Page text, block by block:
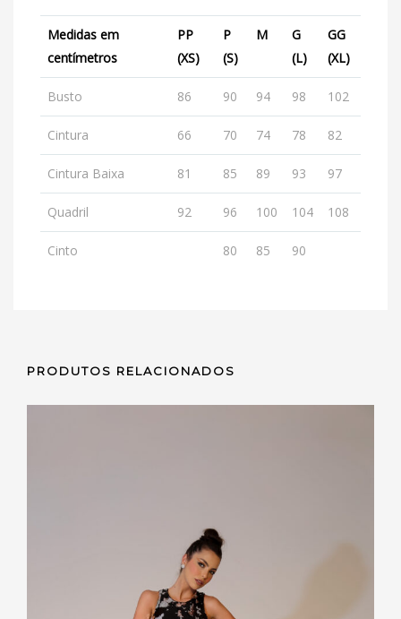
Medidas em
centímetros
PP
(XS)
P
(S)
M
G
(L)
GG
(XL)
Busto 86 90 94 98 102
Cintura 66 70 74 78 82
Cintura Baixa 81 85 89 93 97
Quadril 92 96 100 104 108
Cinto 80 85 90
PRODUTOS RELACIONADOS